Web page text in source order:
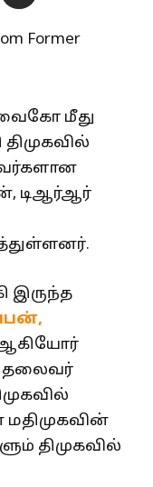
மீது
டிஆர்ஆர்
இருந்த
தலைவர்
திமுகவில்